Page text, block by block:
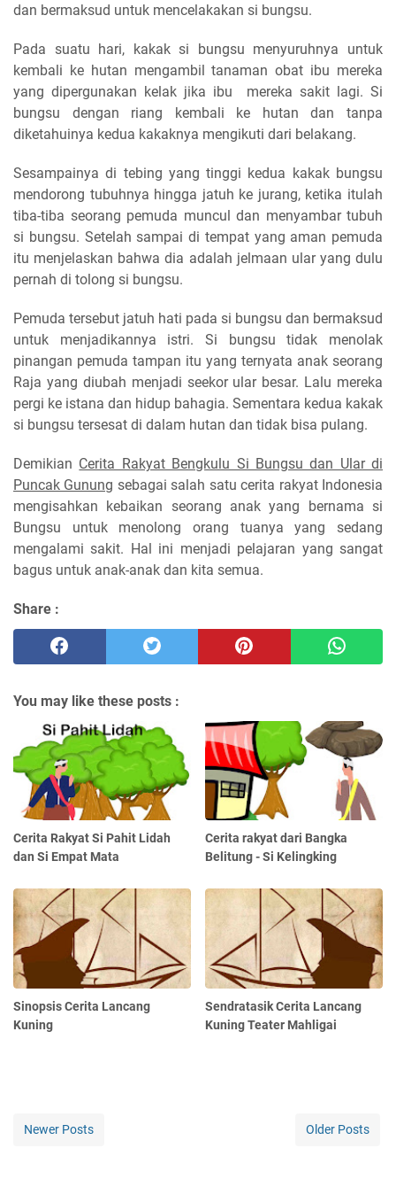
dan bermaksud untuk mencelakakan si bungsu.
Pada suatu hari, kakak si bungsu menyuruhnya untuk
kembali ke hutan mengambil tanaman obat ibu mereka
yang dipergunakan kelak jika ibu mereka sakit lagi. Si
bungsu dengan riang kembali ke hutan dan tanpa
diketahuinya kedua kakaknya mengikuti dari belakang.
Sesampainya di tebing yang tinggi kedua kakak bungsu
mendorong tubuhnya hingga jatuh ke jurang, ketika itulah
tiba-tiba seorang pemuda muncul dan menyambar tubuh
si bungsu. Setelah sampai di tempat yang aman pemuda
itu menjelaskan bahwa dia adalah jelmaan ular yang dulu
pernah di tolong si bungsu.
Pemuda tersebut jatuh hati pada si bungsu dan bermaksud
untuk menjadikannya istri. Si bungsu tidak menolak
pinangan pemuda tampan itu yang ternyata anak seorang
Raja yang diubah menjadi seekor ular besar. Lalu mereka
pergi ke istana dan hidup bahagia. Sementara kedua kakak
si bungsu tersesat di dalam hutan dan tidak bisa pulang.
Demikian Cerita Rakyat Bengkulu Si Bungsu dan Ular di
Puncak Gunung sebagai salah satu cerita rakyat Indonesia
mengisahkan kebaikan seorang anak yang bernama si
Bungsu untuk menolong orang tuanya yang sedang
mengalami sakit. Hal ini menjadi pelajaran yang sangat
bagus untuk anak-anak dan kita semua.
Share :
You may like these posts :
Cerita Rakyat Si Pahit Lidah
dan Si Empat Mata
Cerita rakyat dari Bangka
Belitung - Si Kelingking
Sinopsis Cerita Lancang
Kuning
Sendratasik Cerita Lancang
Kuning Teater Mahligai
Newer Posts Older Posts